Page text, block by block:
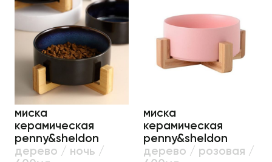
миска
керамическая
penny&sheldon
дерево / ночь /
миска
керамическая
penny&sheldon
дерево / розовая /